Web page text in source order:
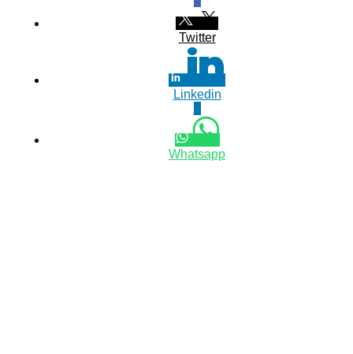
Twitter
Linkedin
Whatsapp